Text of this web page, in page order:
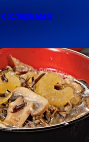
клецками